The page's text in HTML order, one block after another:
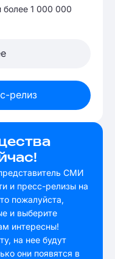
более 1 000 000
релиз
СМИ
и пресс-релизы на
пожалуйста,
и выберите
интересны!
на нее будут
они появятся в